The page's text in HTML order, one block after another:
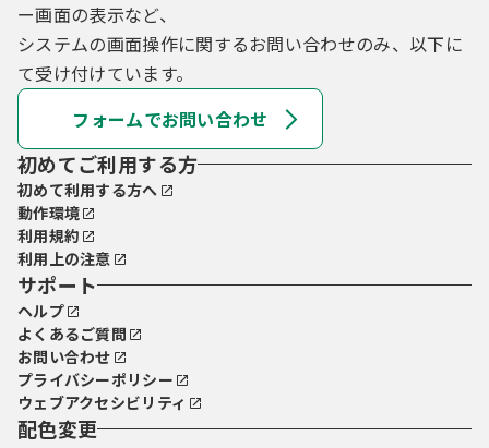
ー画面の表示など、
システムの画面操作に関するお問い合わせのみ、以下に
て受け付けています。
フォームでお問い合わせ
初めてご利用する方
初めて利用する方へ
動作環境
利用規約
利用上の注意
サポート
ヘルプ
よくあるご質問
お問い合わせ
プライバシーポリシー
ウェブアクセシビリティ
配色変更